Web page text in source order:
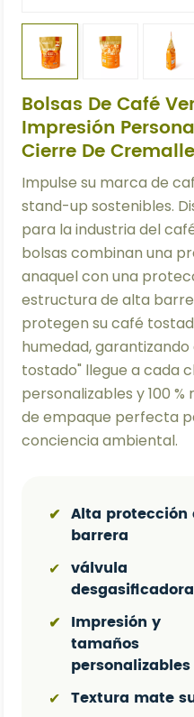
Bolsas De Café
Impresión
Cierre De
Impulse su marca de
stand-up sostenibles.
para la industria del
bolsas combinan una
anaquel con una
estructura de alta
protegen su café
humedad,
tostado" llegue a cada
personalizables y 100
de empaque perfecta
conciencia ambiental.
✔ Alta protección
barrera
✔ válvula
desgasificadora
✔ Impresión y
tamaños
personalizables
✔ Textura mate